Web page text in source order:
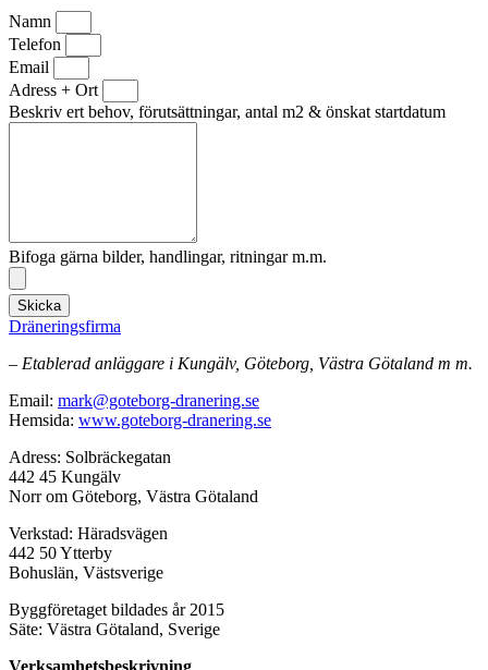
Namn
Telefon
Email
Adress + Ort
Beskriv ert behov, förutsättningar, antal m2 & önskat startdatum
Bifoga gärna bilder, handlingar, ritningar m.m.
Skicka
Dräneringsfirma
– Etablerad anläggare i Kungälv, Göteborg, Västra Götaland m m.
Email: mark@goteborg-dranering.se
Hemsida: www.goteborg-dranering.se
Adress: Solbräckegatan
442 45 Kungälv
Norr om Göteborg, Västra Götaland
Verkstad: Häradsvägen
442 50 Ytterby
Bohuslän, Västsverige
Byggföretaget bildades år 2015
Säte: Västra Götaland, Sverige